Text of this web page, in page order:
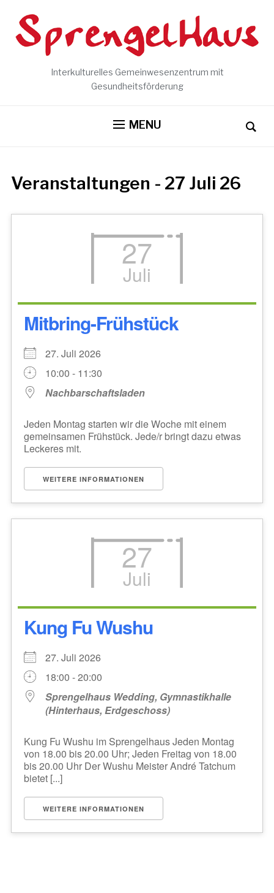
Interkulturelles Gemeinwesenzentrum mit
Gesundheitsförderung
MENU
Veranstaltungen - 27 Juli 26
27
Juli
Mitbring-Frühstück
27. Juli 2026
10:00 - 11:30
Nachbarschaftsladen
Jeden Montag starten wir die Woche mit einem
gemeinsamen Frühstück. Jede/r bringt dazu etwas
Leckeres mit.
WEITERE INFORMATIONEN
27
Juli
Kung Fu Wushu
27. Juli 2026
18:00 - 20:00
Sprengelhaus Wedding, Gymnastikhalle
(Hinterhaus, Erdgeschoss)
Kung Fu Wushu im Sprengelhaus Jeden Montag
von 18.00 bis 20.00 Uhr; Jeden Freitag von 18.00
bis 20.00 Uhr Der Wushu Meister André Tatchum
bietet [...]
WEITERE INFORMATIONEN